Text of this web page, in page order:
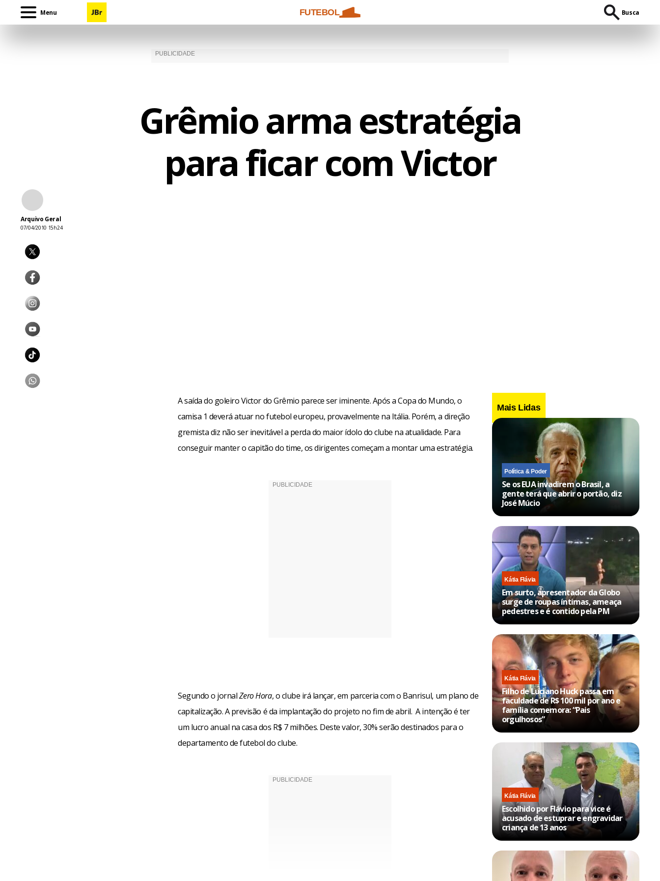
Menu FUTEBOL Busca
Grêmio arma estratégia
para ficar com Victor
Arquivo Geral
07/04/2010 15h24
A saída do goleiro Victor do Grêmio parece ser iminente. Após a Copa do Mundo, o
camisa 1 deverá atuar no futebol europeu, provavelmente na Itália. Porém, a direção
gremista diz não ser inevitável a perda do maior ídolo do clube na atualidade. Para
conseguir manter o capitão do time, os dirigentes começam a montar uma estratégia.
Segundo o jornalZero Hora, o clube irá lançar, em parceria com o Banrisul, um plano de
capitalização. A previsão é da implantação do projeto no fim de abril. A intenção é ter
um lucro anual na casa dos R$ 7 milhões. Deste valor, 30% serão destinados para o
departamento de futebol do clube.
Mais Lidas
Política & Poder
Se os EUA invadirem o Brasil, a
gente terá que abrir o portão, diz
José Múcio
Kátia Flávia
Em surto, apresentador da Globo
surge de roupas íntimas, ameaça
pedestres e é contido pela PM
Kátia Flávia
Filho de Luciano Huck passa em
faculdade de R$ 100 mil por ano e
família comemora: “Pais
orgulhosos”
Kátia Flávia
Escolhido por Flávio para vice é
acusado de estuprar e engravidar
criança de 13 anos